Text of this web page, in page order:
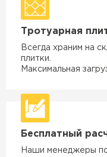
Тротуарная
Всегда храним на
плитки.
Максимальная
Бесплатный
Наши менеджеры